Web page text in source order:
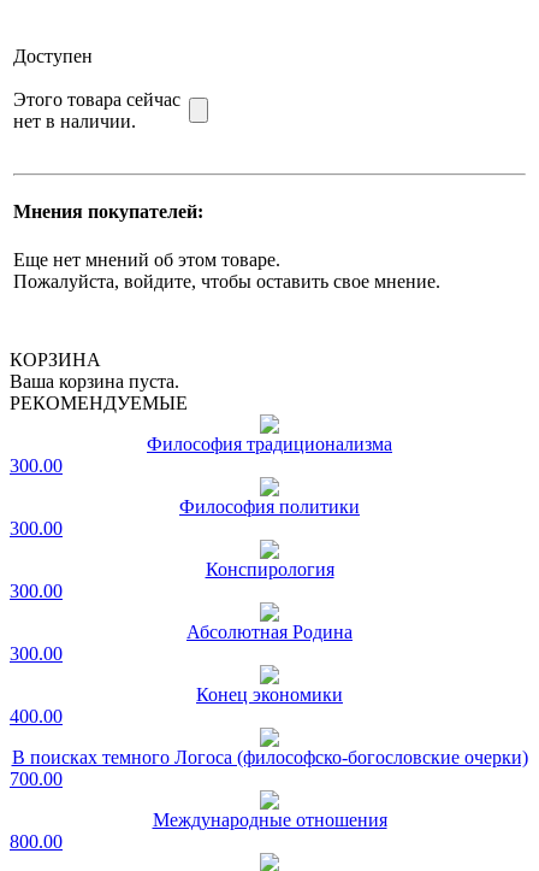
Доступен
Этого товара сейчас
нет в наличии.
Мнения покупателей:
Еще нет мнений об этом товаре.
Пожалуйста, войдите, чтобы оставить свое мнение.
КОРЗИНА
Ваша корзина пуста.
РЕКОМЕНДУЕМЫЕ
Философия традиционализма
300.00
Философия политики
300.00
Конспирология
300.00
Абсолютная Родина
300.00
Конец экономики
400.00
В поисках темного Логоса (философско-богословские очерки)
700.00
Международные отношения
800.00